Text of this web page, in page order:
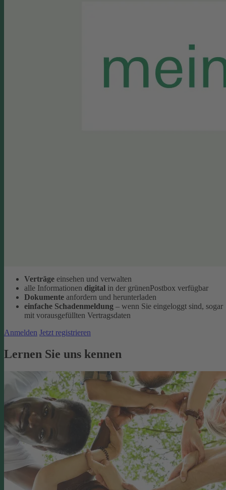
Verträge einsehen und verwalten
alle Informationen digital in der grünenPostbox verfügbar
Dokumente anfordern und herunterladen
einfache Schadenmeldung – wenn Sie eingeloggt sind, sogar
mit vorausgefüllten Vertragsdaten
Anmelden Jetzt registrieren
Lernen Sie uns kennen